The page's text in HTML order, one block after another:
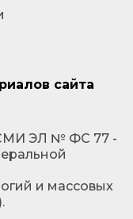
сайта
СМИ ЭЛ № ФС 77 -
и массовых